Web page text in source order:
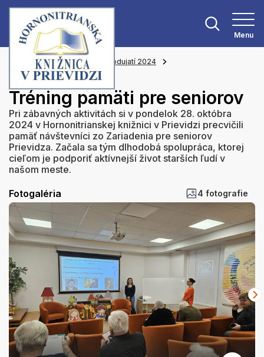
Menu
Hlavná stránka
Z našich podujatí 2024
Tréning pamäti pre seniorov
Tréning pamäti pre seniorov
Pri zábavných aktivitách si v pondelok 28. októbra
2024 v Hornonitrianskej knižnici v Prievidzi precvičili
pamäť návštevníci zo Zariadenia pre seniorov
Prievidza. Začala sa tým dlhodobá spolupráca, ktorej
cieľom je podporiť aktívnejší život starších ľudí v
našom meste.
Fotogaléria 4 fotografie